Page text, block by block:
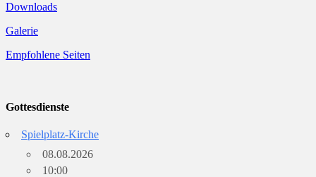
Downloads
Galerie
Empfohlene Seiten
Gottesdienste
Spielplatz-Kirche
08.08.2026
10:00